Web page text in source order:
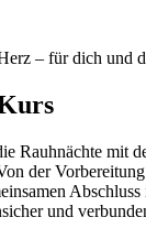
– für dich und
Rauhnächte mit
der
Abschluss
und